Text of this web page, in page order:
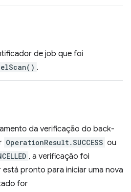
de job que foi
.
da verificação do back-
OperationResult.SUCCESS ou
, a verificação foi
pronto para iniciar uma nova
for